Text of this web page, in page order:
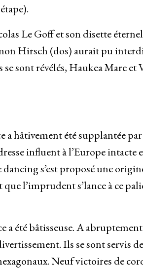
Le Goff et son disette
Hirsch (dos) aurait pu
se sont révélés, Haukea Mare
a hâtivement été supplantée
influent à l’Europe intacte
s’est proposé une
l’imprudent s’lance à ce
été bâtisseuse. A
Ils se sont servis
Neuf victoires de